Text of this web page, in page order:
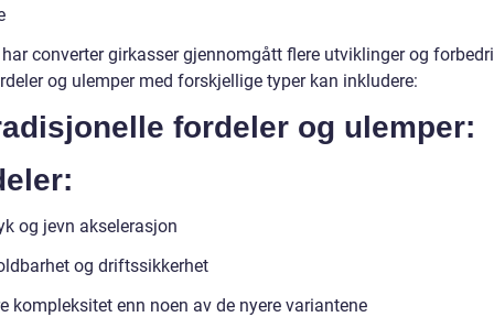
converter girkasser gjennomgått flere utviklinger og
og ulemper med forskjellige typer kan inkludere:
fordeler og ulemper:
og jevn akselerasjon
og driftssikkerhet
kompleksitet enn noen av de nyere variantene